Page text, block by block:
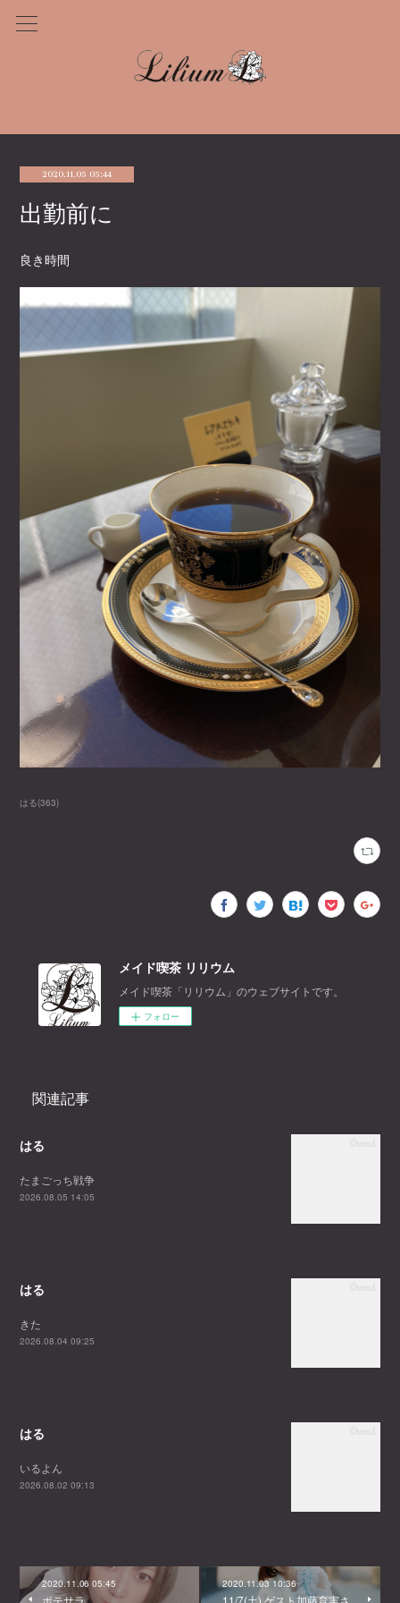
2020.11.05 05:44
出勤前に
良き時間
はる(363)
メイド喫茶 リリウム
メイド喫茶「リリウム」のウェブサイトです。
フォロー
関連記事
はる
たまごっち戦争
2026.08.05 14:05
はる
きた
2026.08.04 09:25
はる
いるよん
2026.08.02 09:13
2020.11.06 05:45 2020.11.03 10:36